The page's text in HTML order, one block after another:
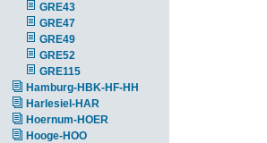
GRE43
GRE47
GRE49
GRE52
GRE115
Hamburg-HBK-HF-HH
Harlesiel-HAR
Hoernum-HOER
Hooge-HOO